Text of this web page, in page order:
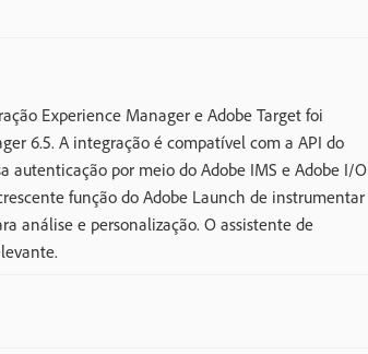
Experience Manager e Adobe Target foi
6.5. A integração é compatível com a API do
autenticação por meio do Adobe IMS e Adobe I/O
função do Adobe Launch de instrumentar
análise e personalização. O assistente de